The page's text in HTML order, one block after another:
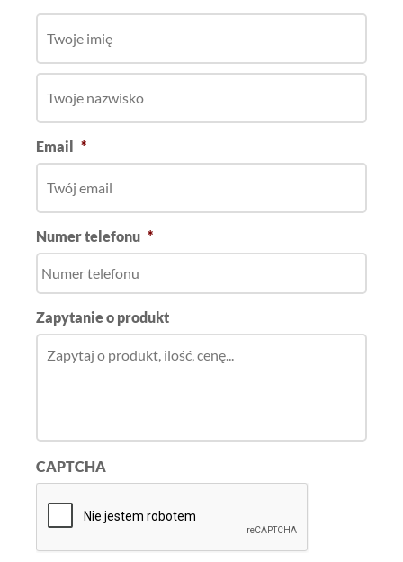
Email *
Numer telefonu *
Zapytanie o produkt
CAPTCHA